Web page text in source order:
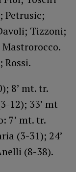
Petrusic;
Tizzoni;
8’ mt. tr.
12); 33’ mt
7’ mt. tr.
(3-31); 24’
(8-38).